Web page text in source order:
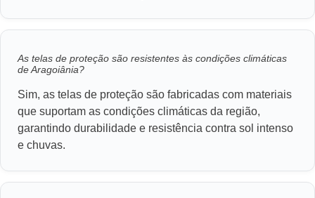
As telas de proteção são resistentes às condições climáticas
de Aragoiânia?
Sim, as telas de proteção são fabricadas com materiais
que suportam as condições climáticas da região,
garantindo durabilidade e resistência contra sol intenso
e chuvas.